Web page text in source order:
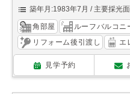
築年月:1983年7月
主要採光
角部屋 ルーフバルコニ
リフォーム後引渡し
エ
見学予約